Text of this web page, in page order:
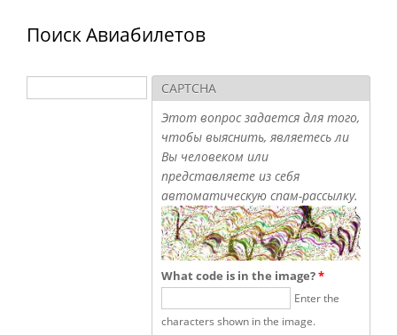
Поиск Авиабилетов
Форма поиска
Поиск
CAPTCHA
Этот вопрос задается для того,
чтобы выяснить, являетесь ли
Вы человеком или
представляете из себя
автоматическую спам-рассылку.
What code is in the image?*
Enter the
characters shown in the image.